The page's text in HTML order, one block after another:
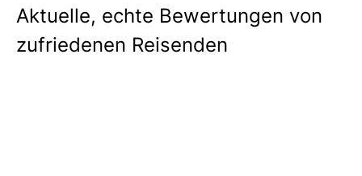
Aktuelle, echte Bewertungen von
zufriedenen Reisenden